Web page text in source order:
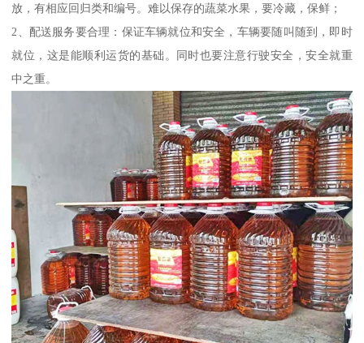
放，有相应回归类和编号。难以保存的蔬菜水果，要冷藏，保鲜；
2、配送服务要合理：保证车辆就位和安全，车辆要随叫随到，即时
就位，这是能顺利运货的基础。同时也要注意行驶安全，安全就重
中之重。